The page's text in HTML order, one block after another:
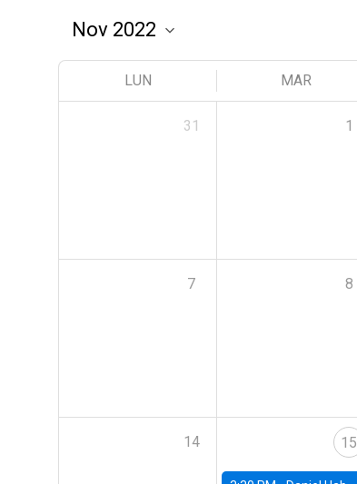
LUN MAR
31 1
7 8
14 15